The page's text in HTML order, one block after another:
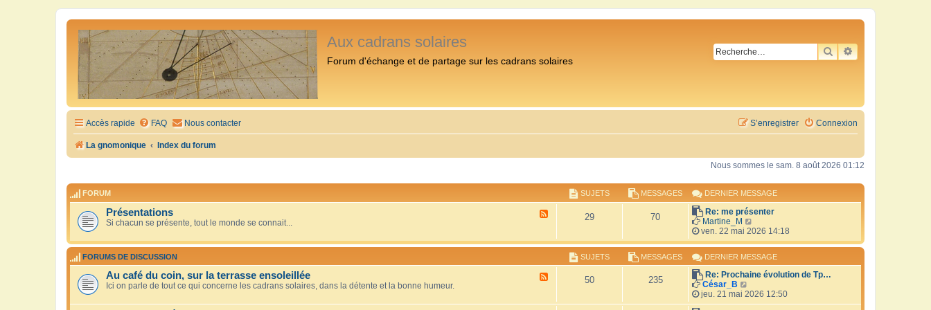
Aux cadrans solaires
Forum d'échange et de partage sur les cadrans solaires
RECHERCHER
RECHERCHE
Accès rapide FAQ Nous contacter Connexion
S’enregistrer
La gnomonique Index du forum
Nous sommes le sam. 8 août 2026 01:12
FORUM SUJETS MESSAGES DERNIER MESSAGE
x
Présentations
Si chacun se présente, tout le monde se connait...
29 70
Re: me présenter
Martine_M
o
i
r
l
e
d
r
n
ven. 22 mai 2026 14:18
FORUMS DE DISCUSSION SUJETS MESSAGES DERNIER MESSAGE
x
Au café du coin, sur la terrasse ensoleillée
Ici on parle de tout ce qui concerne les cadrans solaires, dans la détente et la bonne humeur.
50 235
Re: Prochaine évolution de Tp…
César_B
o
i
jeu. 21 mai 2026 12:50